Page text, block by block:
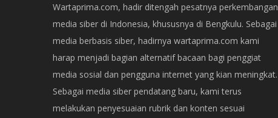
Wartaprima.com, hadir ditengah pesatnya perkembangan
media siber di Indonesia, khususnya di Bengkulu. Sebagai
media berbasis siber, hadirnya wartaprima.com kami
harap menjadi bagian alternatif bacaan bagi penggiat
media sosial dan pengguna internet yang kian meningkat.
Sebagai media siber pendatang baru, kami terus
melakukan penyesuaian rubrik dan konten sesuai